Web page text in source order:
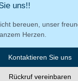
uns!!
bereuen, unser
Herzen.
Kontaktieren Sie uns
Rückruf vereinbaren